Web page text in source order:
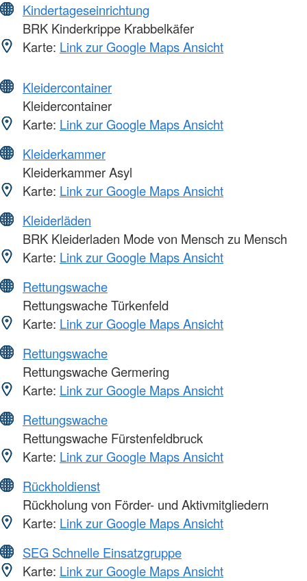
Kindertageseinrichtung
BRK Kinderkrippe Krabbelkäfer
Karte: Link zur Google Maps Ansicht
Kleidercontainer
Kleidercontainer
Karte: Link zur Google Maps Ansicht
Kleiderkammer
Kleiderkammer Asyl
Karte: Link zur Google Maps Ansicht
Kleiderläden
BRK Kleiderladen Mode von Mensch zu Mensch
Karte: Link zur Google Maps Ansicht
Rettungswache
Rettungswache Türkenfeld
Karte: Link zur Google Maps Ansicht
Rettungswache
Rettungswache Germering
Karte: Link zur Google Maps Ansicht
Rettungswache
Rettungswache Fürstenfeldbruck
Karte: Link zur Google Maps Ansicht
Rückholdienst
Rückholung von Förder- und Aktivmitgliedern
Karte: Link zur Google Maps Ansicht
SEG Schnelle Einsatzgruppe
Karte: Link zur Google Maps Ansicht